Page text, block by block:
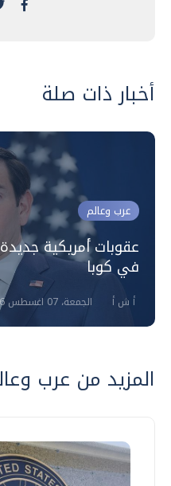
أخبار ذات صلة
عرب وعالم
في كوبا
أ ش أ الجمعة، 07 اغسطس 2026 02:02 ص
المزيد من عرب